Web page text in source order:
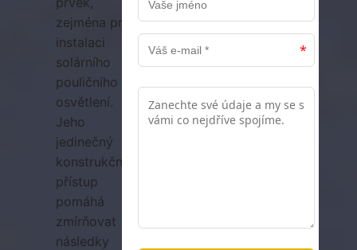
zejména pro
instalaci
solárního
pouličního
osvětlení.
Jeho
jedinečný
konstrukční
přístup
pomáhá
zmírňovat
následky